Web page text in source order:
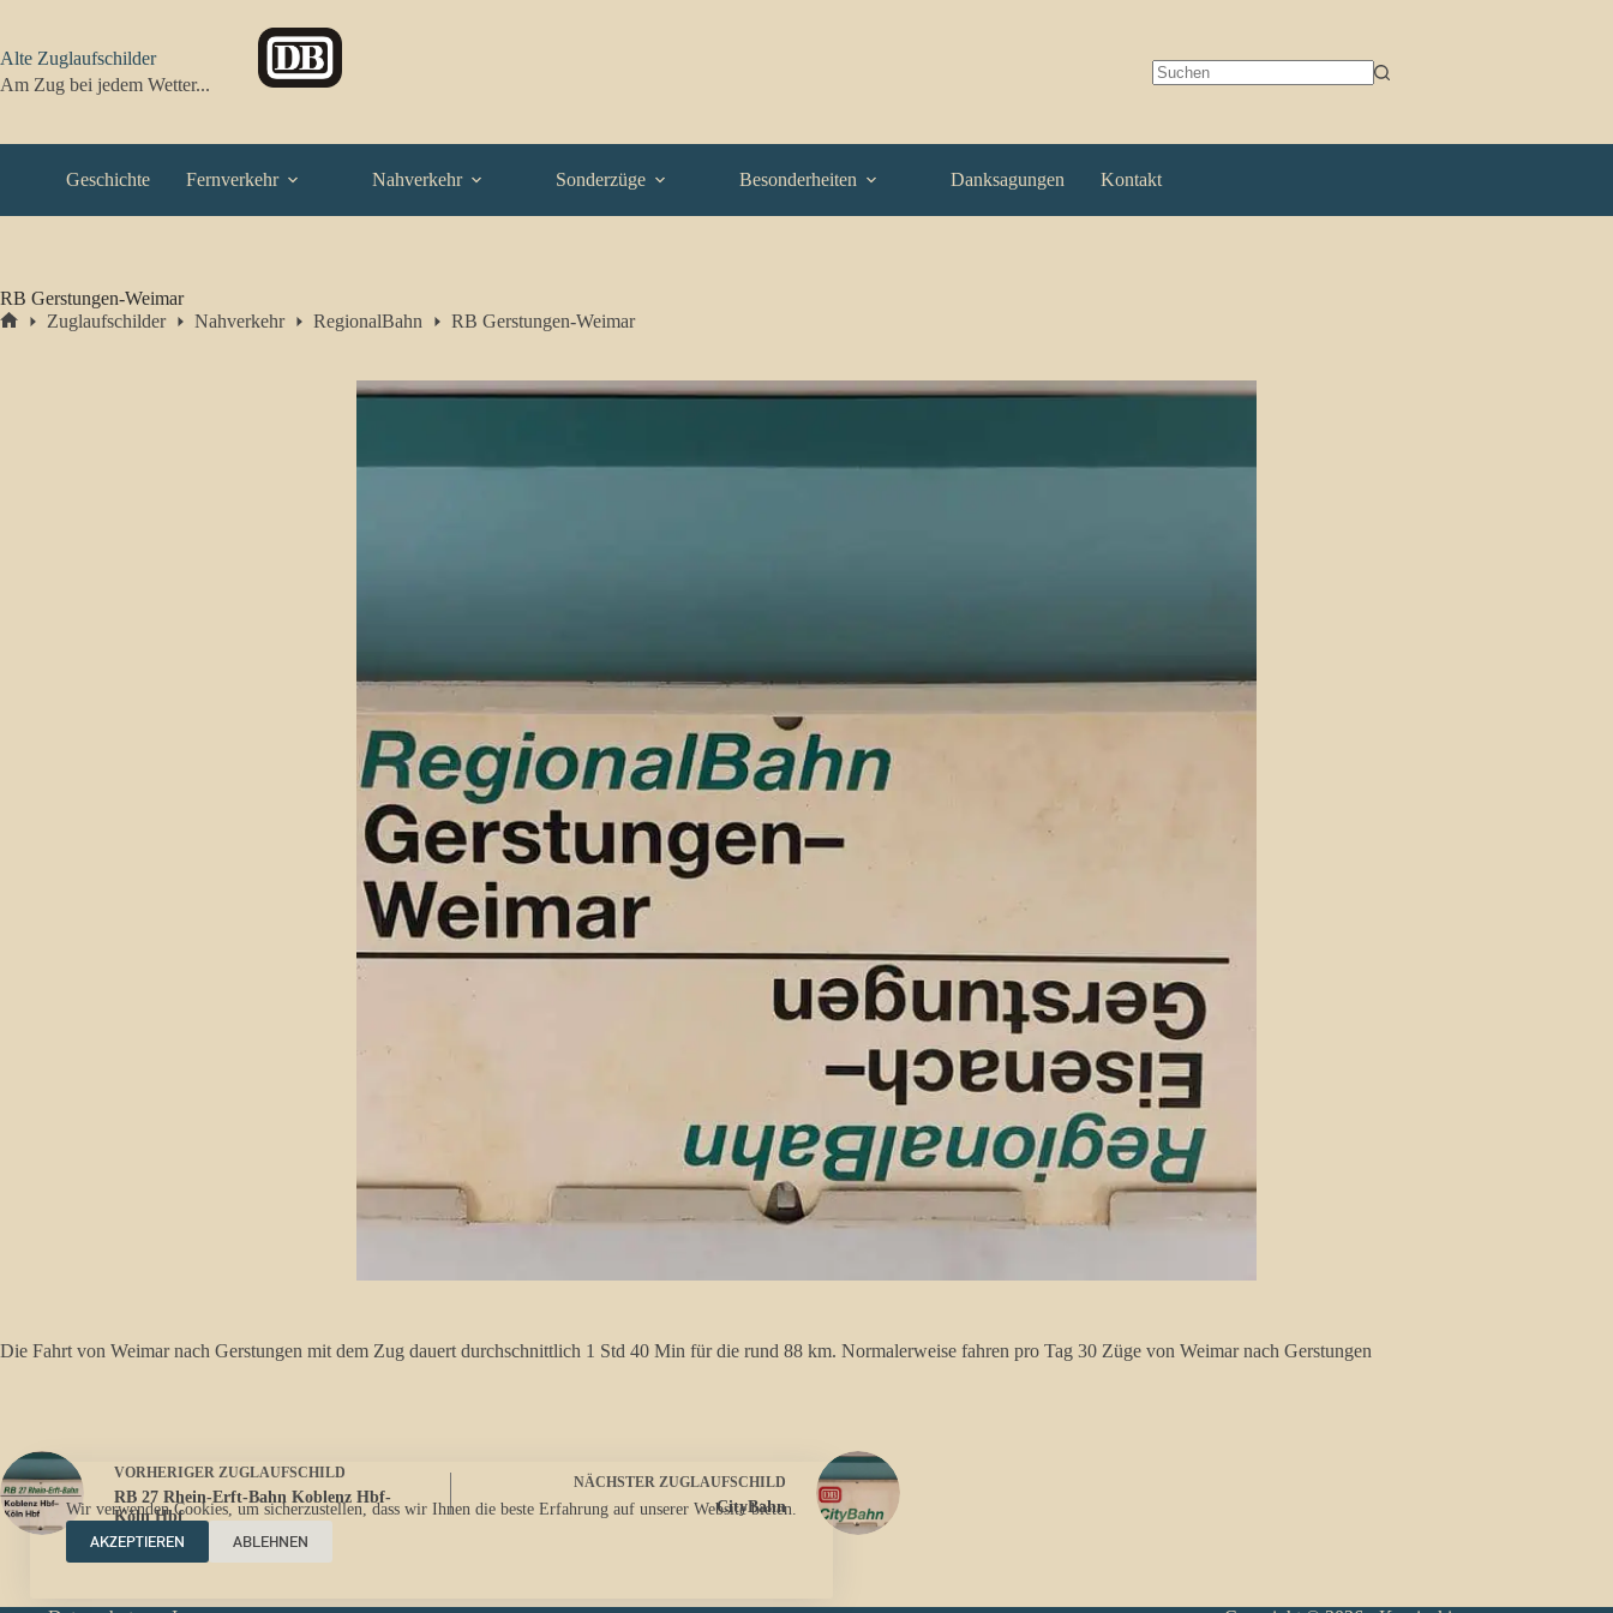
springen
Wir verwenden Cookies, um sicherzustellen, dass wir Ihnen die beste Erfahrung auf unserer Website bieten.
AKZEPTIEREN
ABLEHNEN
Alte Zuglaufschilder
Am Zug bei jedem Wetter...
Geschichte Fernverkehr Nahverkehr Sonderzüge Besonderheiten Danksagungen Kontakt
RB Gerstungen-Weimar
Zuglaufschilder Nahverkehr RegionalBahn RB Gerstungen-Weimar
Die Fahrt von Weimar nach Gerstungen mit dem Zug dauert durchschnittlich 1 Std 40 Min für die rund 88 km. Normalerweise fahren pro Tag 30 Züge von Weimar nach Gerstungen
VORHERIGER ZUGLAUFSCHILD
RB 27 Rhein-Erft-Bahn Koblenz Hbf-
Köln Hbf
NÄCHSTER ZUGLAUFSCHILD
CityBahn